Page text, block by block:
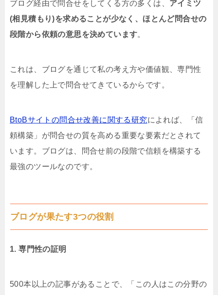
ブログ経由で問合せをしてくる方の多くは、 アイミツ
(相見積もり)を求めることが少なく、ほとんど問合せの
段階から依頼の意思を決めています。
これは、ブログを通じて私の考え方や価値観、専門性
を理解した上で問合せてきているからです。
BtoBサイトの問合せ改善に関する研究によれば、「信
頼構築」が問合せの質を高める重要な要素だとされて
います。ブログは、問合せ前の段階で信頼を構築する
最強のツールなのです。
ブログが果たす3つの役割
1. 専門性の証明
500本以上の記事があることで、「この人はこの分野の